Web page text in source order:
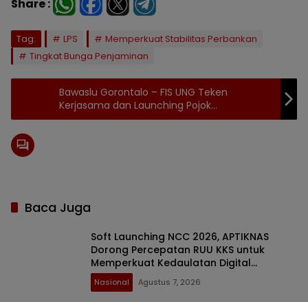
Share :
Tag: LPS
Memperkuat Stabilitas Perbankan
Tingkat Bunga Penjaminan
Bawaslu Gorontalo – FIS UNG Teken
Kerjasama dan Launching Pojok
Pengawasan
Baca Juga
Soft Launching NCC 2026, APTIKNAS
Dorong Percepatan RUU KKS untuk
Memperkuat Kedaulatan Digital
Indonesia
Nasional Agustus 7, 2026